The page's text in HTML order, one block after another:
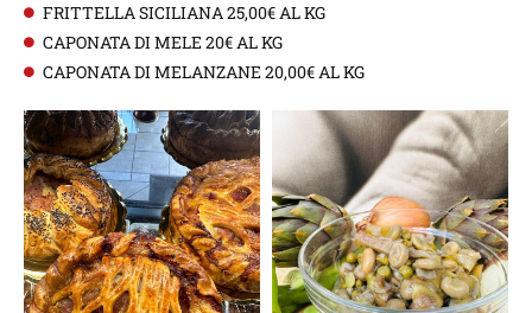
FRITTELLA SICILIANA 25,00€ AL KG
CAPONATA DI MELE 20€ AL KG
CAPONATA DI MELANZANE 20,00€ AL KG